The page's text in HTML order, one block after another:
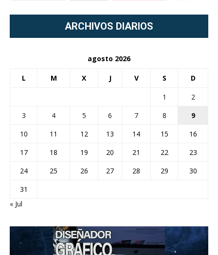
ARCHIVOS DIARIOS
agosto 2026
L M X J V S D
1
2
3
4 5 6 7 8
9
10
11 12 13 14 15
16
17
18 19 20 21 22
23
24
25 26 27 28 29
30
31
« Jul